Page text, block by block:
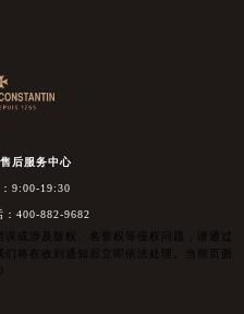
后服务中心
9:00-19:30
：400-882-9682
或涉及版权、名誉权等侵权问题，请通过
将在收到通知后立即依法处理。当前页面